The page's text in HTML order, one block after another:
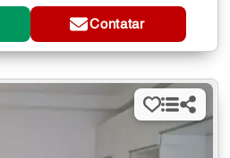
Contatar